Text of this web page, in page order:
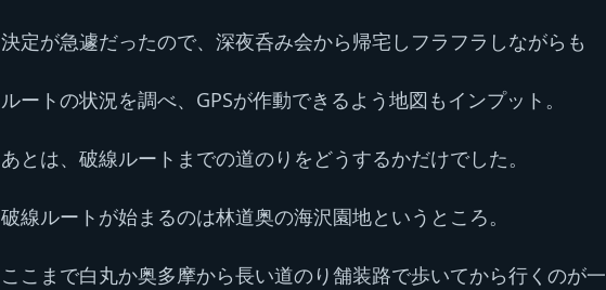
決定が急遽だったので、深夜呑み会から帰宅しフラフラしながらも
ルートの状況を調べ、GPSが作動できるよう地図もインプット。
あとは、破線ルートまでの道のりをどうするかだけでした。
破線ルートが始まるのは林道奥の海沢園地というところ。
ここまで白丸か奥多摩から長い道のり舗装路で歩いてから行くのが一